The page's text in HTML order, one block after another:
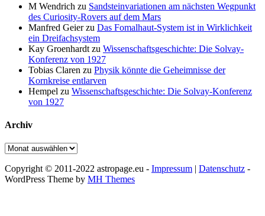
M Wendrich zu Sandsteinvariationen am nächsten Wegpunkt
des Curiosity-Rovers auf dem Mars
Manfred Geierzu Das Fomalhaut-System ist in Wirklichkeit
ein Dreifachsystem
Kay Groenhardt zu Wissenschaftsgeschichte: Die Solvay-
Konferenz von 1927
Tobias Claren zu Physik könnte die Geheimnisse der
Kornkreise entlarven
Hempel zu Wissenschaftsgeschichte: Die Solvay-Konferenz
von 1927
Archiv
Archiv
Copyright © 2011-2022 astropage.eu - Impressum | Datenschutz -
WordPress Theme by MH Themes